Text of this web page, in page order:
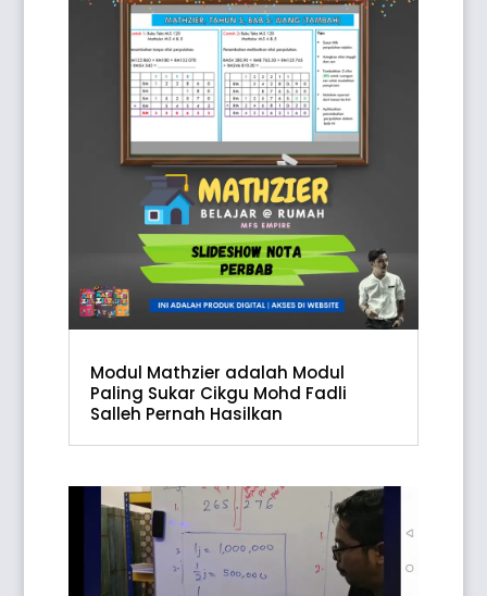
Modul Mathzier adalah Modul
Paling Sukar Cikgu Mohd Fadli
Salleh Pernah Hasilkan